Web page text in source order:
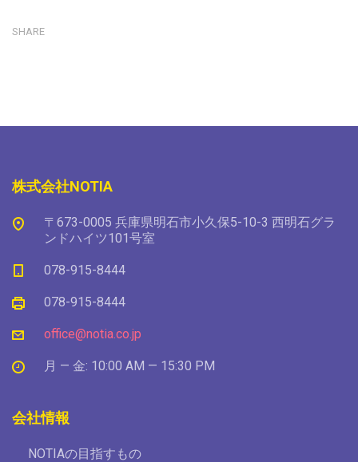
SHARE
株式会社NOTIA
〒673-0005 兵庫県明石市小久保5-10-3 西明石グラ
ンドハイツ101号室
078-915-8444
078-915-8444
office@notia.co.jp
月 — 金: 10:00 AM — 15:30 PM
会社情報
NOTIAの目指すもの